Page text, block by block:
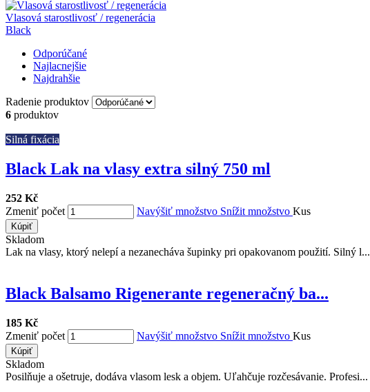
Vlasová starostlivosť / regenerácia
Black
Odporúčané
Najlacnejšie
Najdrahšie
Radenie produktov
6 produktov
Silná fixácia
Black Lak na vlasy extra silný 750 ml
252 Kč
Zmeniť počet
Navýšiť množstvo Snížit množstvo Kus
Kúpiť
Skladom
Lak na vlasy, ktorý nelepí a nezanecháva šupinky pri opakovanom použití. Silný l...
Black Balsamo Rigenerante regeneračný ba...
185 Kč
Zmeniť počet
Navýšiť množstvo Snížit množstvo Kus
Kúpiť
Skladom
Posilňuje a ošetruje, dodáva vlasom lesk a objem. Uľahčuje rozčesávanie. Profesi...